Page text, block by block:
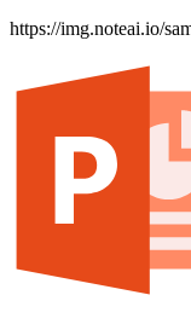
https://img.noteai.io/